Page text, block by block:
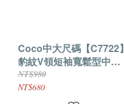
Coco中大尺碼【C7722】
豹紋V領短袖寬鬆型中長
款上衣L-5XL
NT$980
NT$680